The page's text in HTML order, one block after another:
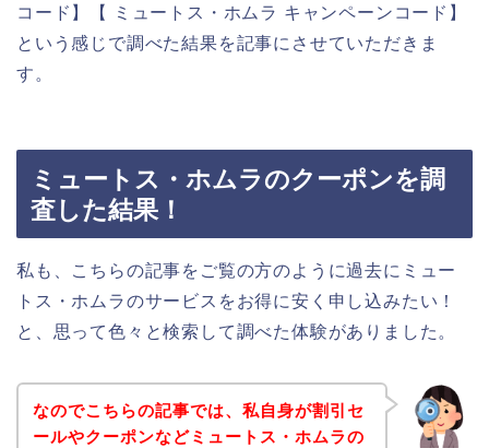
コード】【 ミュートス・ホムラ キャンペーンコード】
という感じで調べた結果を記事にさせていただきま
す。
ミュートス・ホムラのクーポンを調
査した結果！
私も、こちらの記事をご覧の方のように過去にミュー
トス・ホムラのサービスをお得に安く申し込みたい！
と、思って色々と検索して調べた体験がありました。
なのでこちらの記事では、私自身が割引セ
ールやクーポンなどミュートス・ホムラの